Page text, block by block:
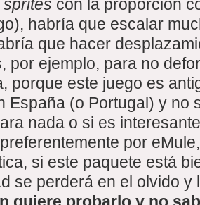
sprites con la proporción
habría que escalar
que hacer
por ejemplo, para no
porque este juego es
España (o Portugal) y no
nada o si es
por
si este paquete está
se perderá en el olvido y